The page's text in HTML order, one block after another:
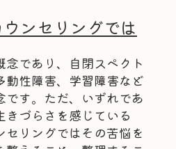
ンセリングでは
であり、自閉スペクト
動性障害、学習障害など
です。ただ、いずれであ
きづらさを感じている
リングではその苦悩を